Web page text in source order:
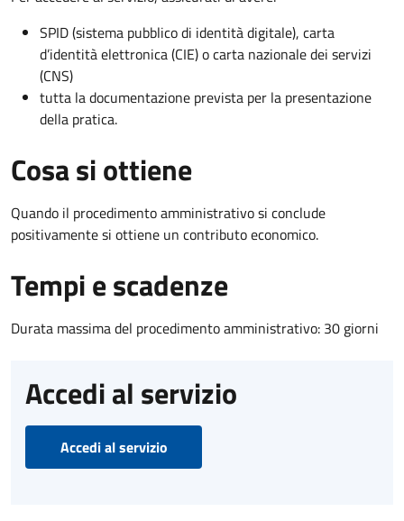
SPID (sistema pubblico di identità digitale), carta
d’identità elettronica (CIE) o carta nazionale dei servizi
(CNS)
tutta la documentazione prevista per la presentazione
della pratica.
Cosa si ottiene
Quando il procedimento amministrativo si conclude
positivamente si ottiene un contributo economico.
Tempi e scadenze
Durata massima del procedimento amministrativo: 30 giorni
Accedi al servizio
Accedi al servizio